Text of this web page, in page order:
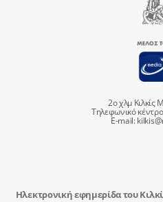
2ο χλμ Κιλκίς
Τηλεφωνικό
E-mail:
Ηλεκτρονική εφημερίδα του